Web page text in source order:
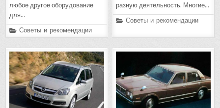
любое другое оборудование
для…
Posted
in
Советы и рекомендации
разную деятельность. Многие…
Posted
Советы и рекомендации